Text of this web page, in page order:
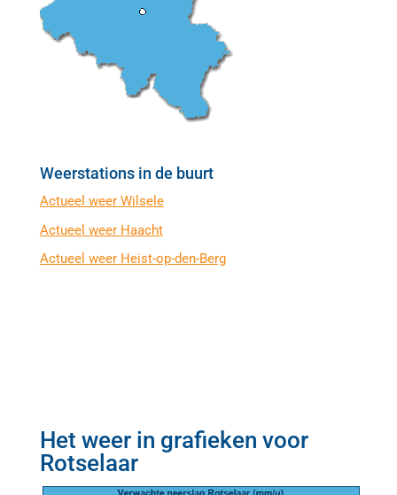
Weerstations in de buurt
Actueel weer Wilsele
Actueel weer Haacht
Actueel weer Heist-op-den-Berg
Het weer in grafieken voor
Rotselaar